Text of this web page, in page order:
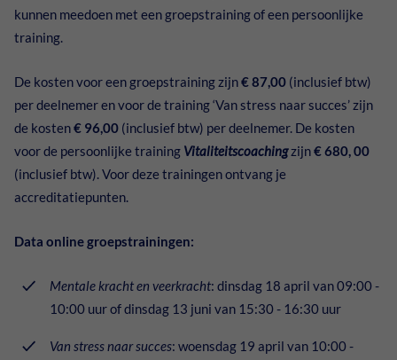
kunnen meedoen met een groepstraining of een persoonlijke
training.
De kosten voor een groepstraining zijn€ 87,00 (inclusief btw)
per deelnemer en voor de training ‘Van stress naar succes’ zijn
de kosten€ 96,00 (inclusief btw) per deelnemer. De kosten
voor de persoonlijke training Vitaliteitscoachingzijn€ 680, 00
(inclusief btw). Voor deze trainingen ontvang je
accreditatiepunten.
Data online groepstrainingen:
Mentale kracht en veerkracht: dinsdag 18 april van 09:00 -
10:00 uur of dinsdag 13 juni van 15:30 - 16:30 uur
Van stress naar succes: woensdag 19 april van 10:00 -